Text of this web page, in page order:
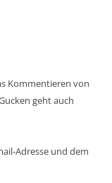
Kommentieren von
geht auch
Adresse und dem